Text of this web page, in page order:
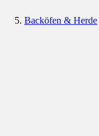
Backöfen & Herde